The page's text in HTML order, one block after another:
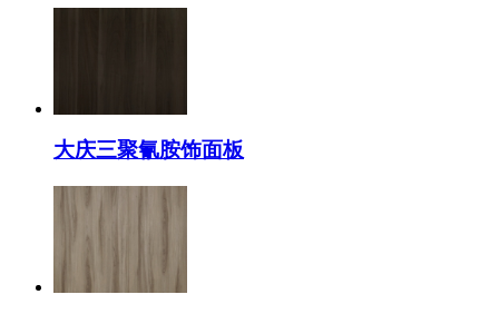
大庆三聚氰胺饰面板